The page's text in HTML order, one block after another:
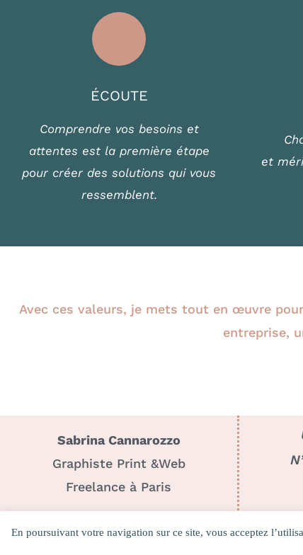
ÉCOUTE
Comprendre vos besoins et
attentes est la première étape
pour créer des solutions qui vous
ressemblent.
et
Avec ces valeurs, je mets tout en œuvre
entreprise,
Sabrina Cannarozzo
Graphiste Print &Web
Freelance à Paris
En poursuivant votre navigation sur ce site, vous acceptez